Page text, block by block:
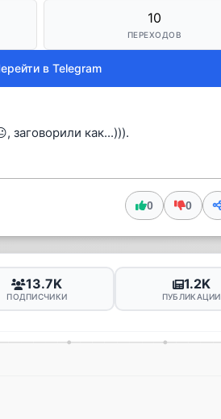
10
ПЕРЕХОДОВ
в Telegram
заговорили как...))).
0 0
13.7K
ПОДПИСЧИКИ
1.2K
ПУБЛИКАЦИИ